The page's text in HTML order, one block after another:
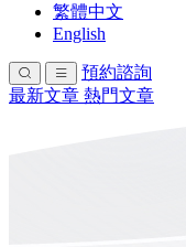
繁體中文
English
預約諮詢
最新文章 熱門文章